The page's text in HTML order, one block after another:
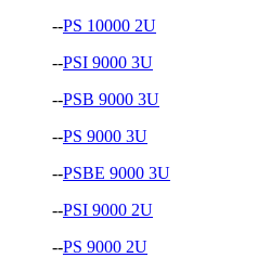
--PS 10000 2U
--PSI 9000 3U
--PSB 9000 3U
--PS 9000 3U
--PSBE 9000 3U
--PSI 9000 2U
--PS 9000 2U